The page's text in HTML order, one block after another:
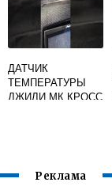
ДАТЧИК
ТЕМПЕРАТУРЫ
ДЖИЛИ МК КРОСС
Реклама